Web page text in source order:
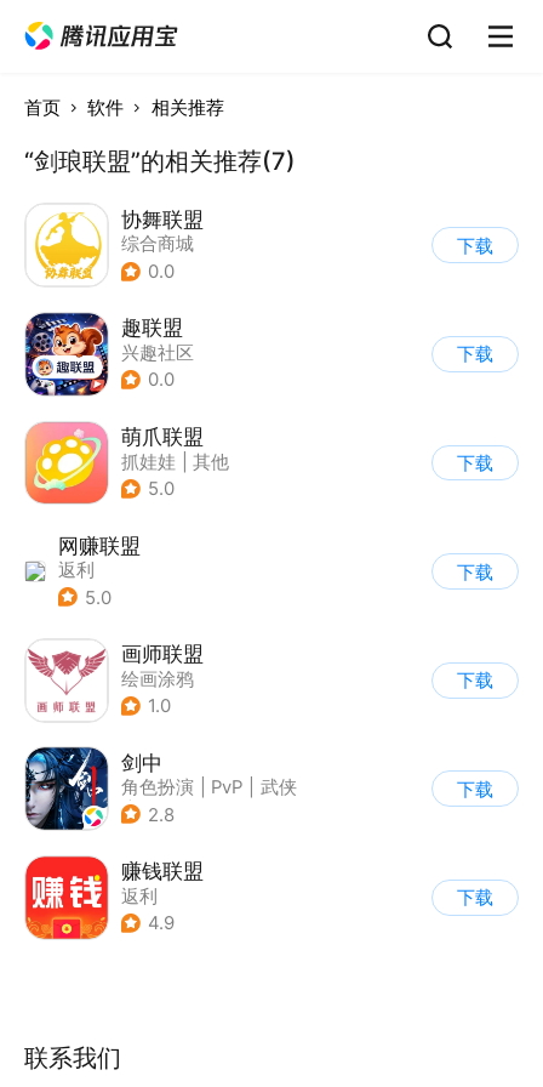
首页 软件 相关推荐
“剑琅联盟”的相关推荐(7)
协舞联盟
综合商城
0.0
下载
趣联盟
兴趣社区
0.0
下载
萌爪联盟
抓娃娃
其他
5.0
下载
网赚联盟
返利
5.0
下载
画师联盟
绘画涂鸦
1.0
下载
剑中
角色扮演 PvP
武侠
| 自由交易
2.8
下载
赚钱联盟
返利
4.9
下载
联系我们